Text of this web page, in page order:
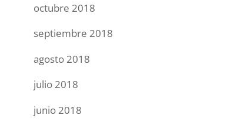
octubre 2018
septiembre 2018
agosto 2018
julio 2018
junio 2018